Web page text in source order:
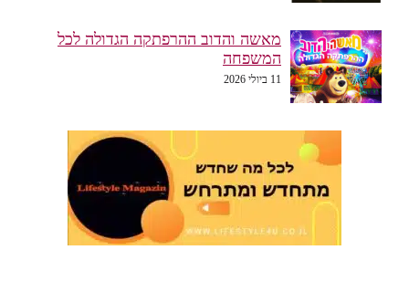
מאשה והדוב ההרפתקה הגדולה לכל
המשפחה
11 ביולי 2026